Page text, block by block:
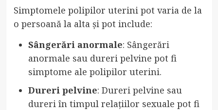
Simptomele polipilor uterini pot varia de la
o persoană la alta și pot include:
Sângerări anormale: Sângerări
anormale sau dureri pelvine pot fi
simptome ale polipilor uterini.
Dureri pelvine: Dureri pelvine sau
dureri în timpul relațiilor sexuale pot fi